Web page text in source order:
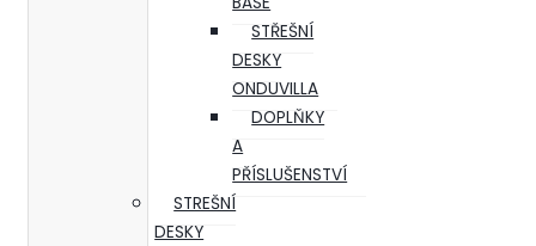
STŘEŠNÍ
DESKY
ONDUVILLA
DOPLŇKY
A
PŘÍSLUŠENSTVÍ
STREŠNÍ
DESKY